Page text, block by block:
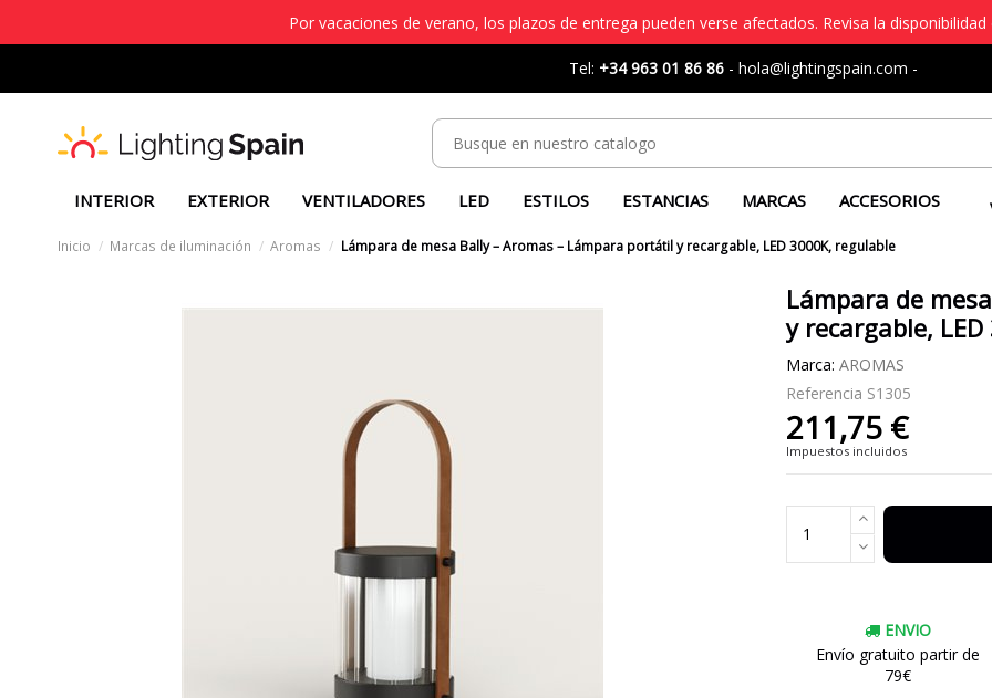
Por vacaciones de verano, los plazos de entrega pueden verse afectados. Revisa la
Tel: +34 963 01 86 86 - hola@lightingspain.com -
INTERIOR EXTERIOR VENTILADORES LED ESTILOS ESTANCIAS MARCAS ACCESORIOS
Inicio Marcas de iluminación Aromas Lámpara de mesa Bally – Aromas – Lámpara portátil y recargable, LED 3000K, regulable
Lámpara de
y recargable,
Marca: AROMAS
Referencia S1305
211,75 €
Impuestos incluidos
ENVIO
Envío gratuito partir de
79€